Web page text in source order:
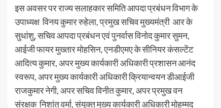
इस अवसर पर राज्य सलाहकार समिति आपदा प्रबंधन विभाग के
उपाध्यक्ष विनय कुमार रुहेला, प्रमुख सचिव मुख्यमंत्री आर के
सुधांशु, सचिव आपदा प्रबंधन एवं पुनर्वास विनोद कुमार सुमन,
आईजी फायर मुख्तार मोहसिन, एनडीएमए के सीनियर कंसल्टेंट
आदित्य कुमार, अपर मुख्य कार्यकारी अधिकारी प्रशासन आनंद
स्वरूप, अपर मुख्य कार्यकारी अधिकारी क्रियान्वयन डीआईजी
राजकुमार नेगी, अपर सचिव विनीत कुमार, अपर प्रमुख वन
संरक्षक निशांत वर्मा, संयुक्त मुख्य कार्यकारी अधिकारी मोहम्मद